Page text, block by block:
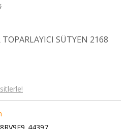
SÜTYEN 2168